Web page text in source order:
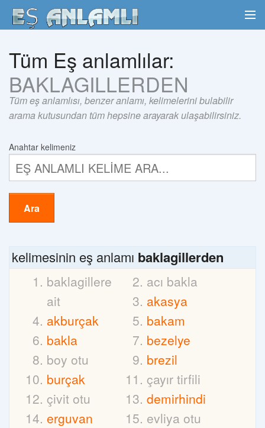
Tüm Eş anlamlılar:
BAKLAGILLERDEN
Tüm eş anlamlısı, benzer anlamı, kelimelerini bulabilir
arama kutusundan tüm hepsine arayarak ulaşabilirsiniz.
Anahtar kelimeniz
Ara
kelimesinin eş anlamı baklagillerden
baklagillere
ait
acı bakla
akasya
akburçak
bakam
bakla
bezelye
boy otu
brezil
burçak
çayır tirfili
çivit otu
demirhindi
erguvan
evliya otu